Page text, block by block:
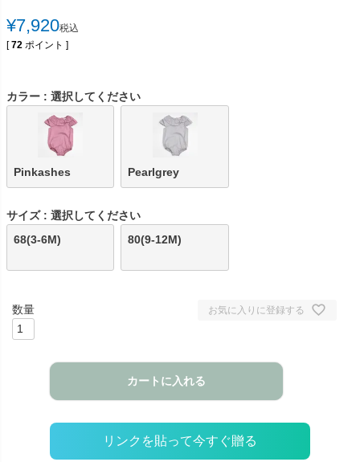
¥7,920税込
[ 72 ポイント ]
カラー 選択してください
Pinkashes Pearlgrey
サイズ
選択してください
68(3-6M)
80(9-12M)
お気に入りに登録する
カートに入れる